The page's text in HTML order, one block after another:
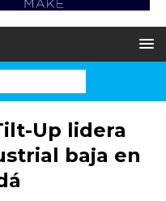
Up lidera
baja en